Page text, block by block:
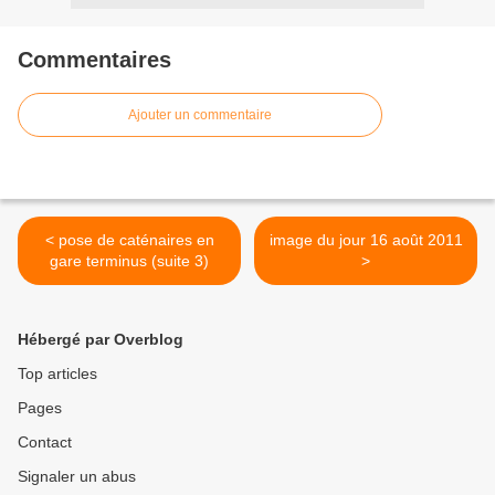
Commentaires
Ajouter un commentaire
< pose de caténaires en
gare terminus (suite 3)
image du jour 16 août 2011
>
Hébergé par Overblog
Top articles
Pages
Contact
Signaler un abus